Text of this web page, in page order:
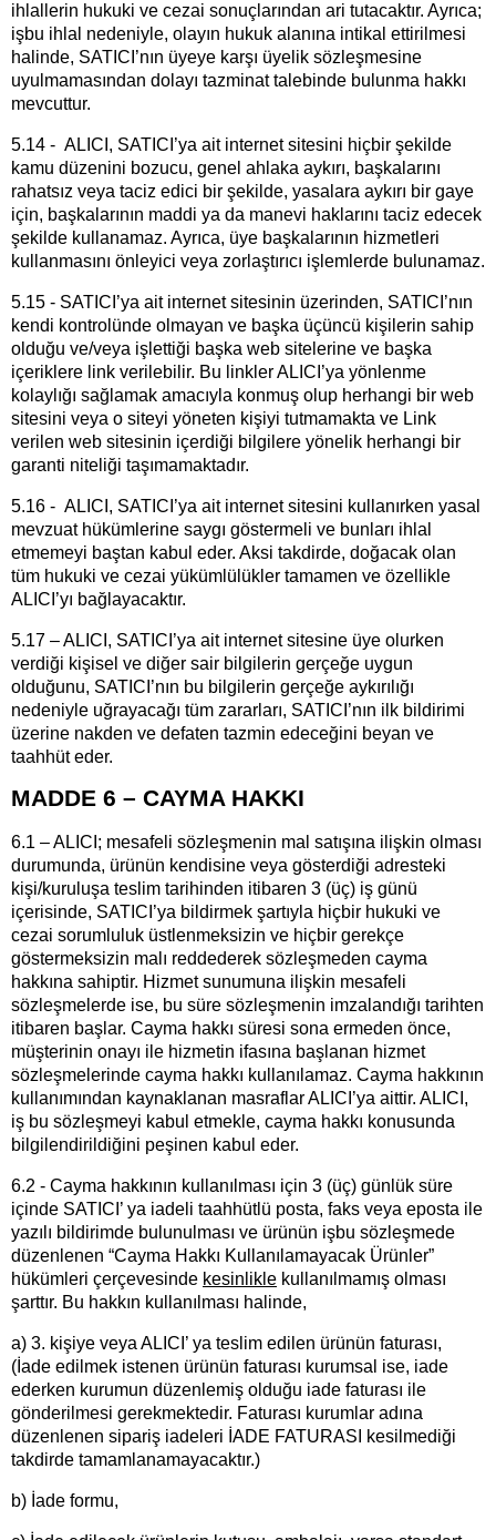
ihlallerin hukuki ve cezai sonuçlarından ari tutacaktır. Ayrıca;
işbu ihlal nedeniyle, olayın hukuk alanına intikal ettirilmesi
halinde, SATICI’nın üyeye karşı üyelik sözleşmesine
uyulmamasından dolayı tazminat talebinde bulunma hakkı
mevcuttur.
5.14 - ALICI, SATICI’ya ait internet sitesini hiçbir şekilde
kamu düzenini bozucu, genel ahlaka aykırı, başkalarını
rahatsız veya taciz edici bir şekilde, yasalara aykırı bir gaye
için, başkalarının maddi ya da manevi haklarını taciz edecek
şekilde kullanamaz. Ayrıca, üye başkalarının hizmetleri
kullanmasını önleyici veya zorlaştırıcı işlemlerde bulunamaz.
5.15 - SATICI’ya ait internet sitesinin üzerinden, SATICI’nın
kendi kontrolünde olmayan ve başka üçüncü kişilerin sahip
olduğu ve/veya işlettiği başka web sitelerine ve başka
içeriklere link verilebilir. Bu linkler ALICI’ya yönlenme
kolaylığı sağlamak amacıyla konmuş olup herhangi bir web
sitesini veya o siteyi yöneten kişiyi tutmamakta ve Link
verilen web sitesinin içerdiği bilgilere yönelik herhangi bir
garanti niteliği taşımamaktadır.
5.16 - ALICI, SATICI’ya ait internet sitesini kullanırken yasal
mevzuat hükümlerine saygı göstermeli ve bunları ihlal
etmemeyi baştan kabul eder. Aksi takdirde, doğacak olan
tüm hukuki ve cezai yükümlülükler tamamen ve özellikle
ALICI’yı bağlayacaktır.
5.17 – ALICI, SATICI’ya ait internet sitesine üye olurken
verdiği kişisel ve diğer sair bilgilerin gerçeğe uygun
olduğunu, SATICI’nın bu bilgilerin gerçeğe aykırılığı
nedeniyle uğrayacağı tüm zararları, SATICI’nın ilk bildirimi
üzerine nakden ve defaten tazmin edeceğini beyan ve
taahhüt eder.
MADDE 6 – CAYMA HAKKI
6.1 – ALICI; mesafeli sözleşmenin mal satışına ilişkin olması
durumunda, ürünün kendisine veya gösterdiği adresteki
kişi/kuruluşa teslim tarihinden itibaren 3 (üç) iş günü
içerisinde, SATICI’ya bildirmek şartıyla hiçbir hukuki ve
cezai sorumluluk üstlenmeksizin ve hiçbir gerekçe
göstermeksizin malı reddederek sözleşmeden cayma
hakkına sahiptir. Hizmet sunumuna ilişkin mesafeli
sözleşmelerde ise, bu süre sözleşmenin imzalandığı tarihten
itibaren başlar. Cayma hakkı süresi sona ermeden önce,
müşterinin onayı ile hizmetin ifasına başlanan hizmet
sözleşmelerinde cayma hakkı kullanılamaz. Cayma hakkının
kullanımından kaynaklanan masraflar ALICI’ya aittir. ALICI,
iş bu sözleşmeyi kabul etmekle, cayma hakkı konusunda
bilgilendirildiğini peşinen kabul eder.
6.2 - Cayma hakkının kullanılması için 3 (üç) günlük süre
içinde SATICI’ ya iadeli taahhütlü posta, faks veya eposta ile
yazılı bildirimde bulunulması ve ürünün işbu sözleşmede
düzenlenen “Cayma Hakkı Kullanılamayacak Ürünler”
hükümleri çerçevesinde kesinlikle kullanılmamış olması
şarttır. Bu hakkın kullanılması halinde,
a) 3. kişiye veya ALICI’ ya teslim edilen ürünün faturası,
(İade edilmek istenen ürünün faturası kurumsal ise, iade
ederken kurumun düzenlemiş olduğu iade faturası ile
gönderilmesi gerekmektedir. Faturası kurumlar adına
düzenlenen sipariş iadeleri İADE FATURASI kesilmediği
takdirde tamamlanamayacaktır.)
b) İade formu,